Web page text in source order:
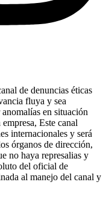
de denuncias éticas
fluya y sea
en situación
Este canal
internacionales y será
órganos de dirección,
no haya represalias y
del oficial de
al manejo del canal y